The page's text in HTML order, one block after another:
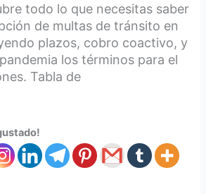
todo lo que necesitas saber
de multas de tránsito en
plazos, cobro coactivo, y
los términos para el
Tabla de